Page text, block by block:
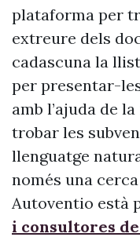
plataforma per
extreure dels
cadascuna la
per presentar-
amb l’ajuda de
trobar les
llenguatge
només una
Autoventio està
i consultores